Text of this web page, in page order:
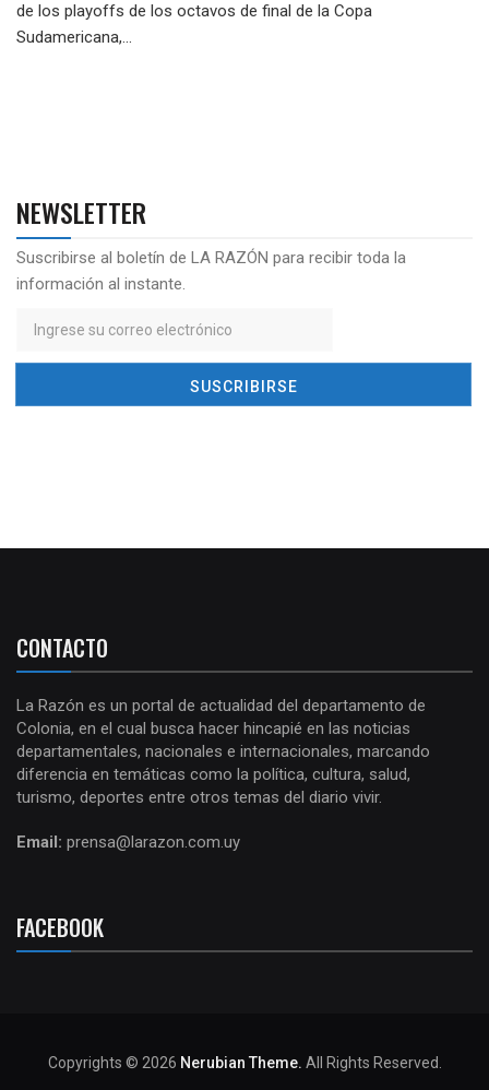
de los playoffs de los octavos de final de la Copa
Sudamericana,...
NEWSLETTER
Suscribirse al boletín de LA RAZÓN para recibir toda la
información al instante.
CONTACTO
La Razón es un portal de actualidad del departamento de
Colonia, en el cual busca hacer hincapié en las noticias
departamentales, nacionales e internacionales, marcando
diferencia en temáticas como la política, cultura, salud,
turismo, deportes entre otros temas del diario vivir.
Email: prensa@larazon.com.uy
FACEBOOK
Copyrights © 2026 Nerubian Theme. All Rights Reserved.